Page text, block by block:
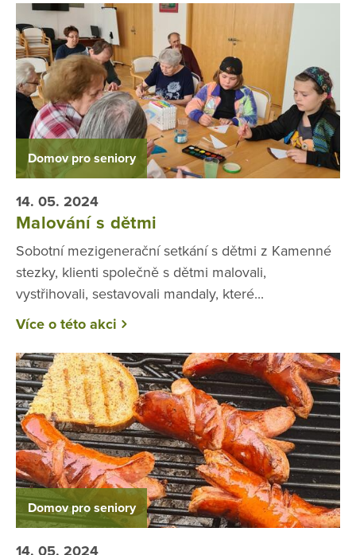
Domov pro seniory
14. 05. 2024
Malování s dětmi
Sobotní mezigenerační setkání s dětmi z Kamenné
stezky, klienti společně s dětmi malovali,
vystřihovali, sestavovali mandaly, které...
Více o této akci
Domov pro seniory
14. 05. 2024